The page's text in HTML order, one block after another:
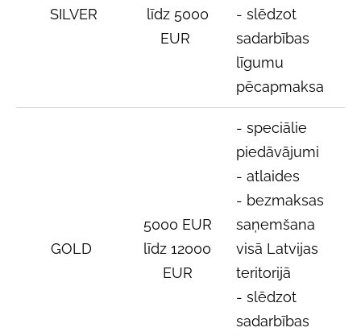
SILVER
līdz 5000
EUR
- slēdzot
sadarbības
līgumu
pēcapmaksa
GOLD
5000 EUR
līdz 12000
EUR
-speciālie
piedāvājumi
- atlaides
- bezmaksas
saņemšana
visā Latvijas
teritorijā
- slēdzot
sadarbības